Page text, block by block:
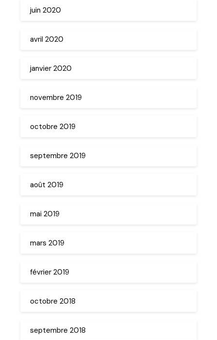
juin 2020
avril 2020
janvier 2020
novembre 2019
octobre 2019
septembre 2019
août 2019
mai 2019
mars 2019
février 2019
octobre 2018
septembre 2018